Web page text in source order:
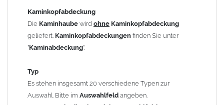
angefertigt.
DieKaminhaubekann mitklappbaren Stützen
für 4 Stützen = 96,89 EUR, Länge ab 1200mm 6 Stützen =
145,39 EUR) geliefert werden.
Ihrem zuständigen
Kaminkopfabdeckung
Die Kaminhaube wird ohne Kaminkopfabdeckung
geliefert. Kaminkopfabdeckungen finden Sie unter
"Kaminabdeckung".
Typ
Es stehen insgesamt 20 verschiedene Typen zur
Auswahl. Bitte im Auswahlfeld angeben.